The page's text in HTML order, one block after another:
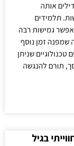
אותה
תלמידים
גמישות רבה
שמפנה זמן נוסף
שניתן
תורם להנגשה
בגיל